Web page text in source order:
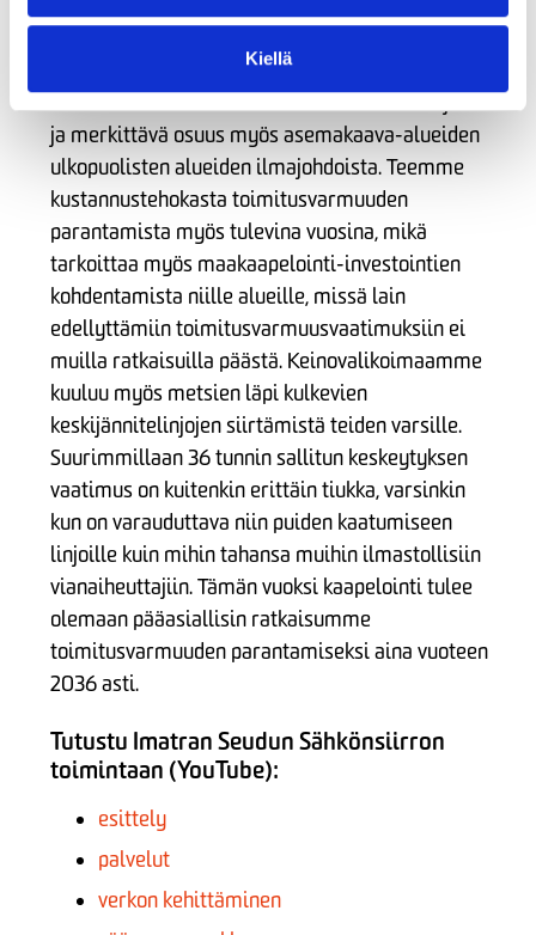
Kiellä
tarkoituksenamme on kaapeloida vuoteen 2036
ja merkittävä osuus myös asemakaava-alueiden
ulkopuolisten alueiden ilmajohdoista. Teemme
kustannustehokasta toimitusvarmuuden
parantamista myös tulevina vuosina, mikä
tarkoittaa myös maakaapelointi-investointien
kohdentamista niille alueille, missä lain
edellyttämiin toimitusvarmuusvaatimuksiin ei
muilla ratkaisuilla päästä. Keinovalikoimaamme
kuuluu myös metsien läpi kulkevien
keskijännitelinjojen siirtämistä teiden varsille.
Suurimmillaan 36 tunnin sallitun keskeytyksen
vaatimus on kuitenkin erittäin tiukka, varsinkin
kun on varauduttava niin puiden kaatumiseen
linjoille kuin mihin tahansa muihin ilmastollisiin
vianaiheuttajiin. Tämän vuoksi kaapelointi tulee
olemaan pääasiallisin ratkaisumme
toimitusvarmuuden parantamiseksi aina vuoteen
2036 asti.
Tutustu Imatran Seudun Sähkönsiirron
toimintaan (YouTube):
esittely
palvelut
verkon kehittäminen